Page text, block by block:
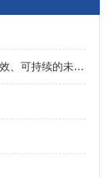
西门子楼宇创新技术：打造智能、高效、可持续的未来建筑